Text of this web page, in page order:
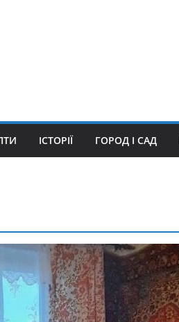
ІСТОРІЇ ГОРОД І САД